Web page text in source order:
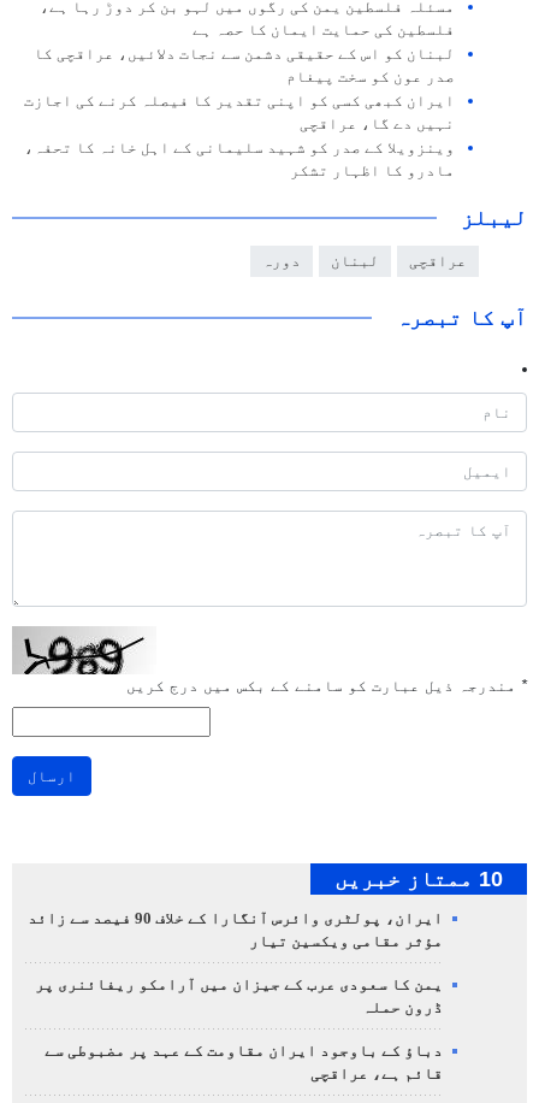
مسئلہ فلسطین یمن کی رگوں میں لہو بن کر دوڑ رہا ہے،
فلسطین کی حمایت ایمان کا حصہ ہے
لبنان کو اس کے حقیقی دشمن سے نجات دلائیں، عراقچی کا
صدر عون کو سخت پیغام
ایران کبھی کسی کو اپنی تقدیر کا فیصلہ کرنے کی اجازت
نہیں دے گا، عراقچی
وینزویلا کے صدر کو شہید سلیمانی کے اہل خانہ کا تحفہ،
مادرو کا اظہار تشکر
لیبلز
عراقچی لبنان دورہ
آپ کا تبصرہ
* مندرجہ ذیل عبارت کو سامنے کے بکس میں درج کریں
ارسال
10 ممتاز خبریں
ایران، پولٹری وائرس آنگارا کے خلاف 90 فیصد سے زائد
مؤثر مقامی ویکسین تیار
یمن کا سعودی عرب کے جیزان میں آرامکو ریفائنری پر
ڈرون حملہ
دباؤ کے باوجود ایران مقاومت کے عہد پر مضبوطی سے
قائم ہے، عراقچی